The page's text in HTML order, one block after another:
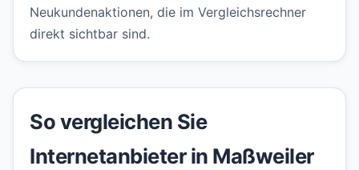
Neukundenaktionen, die im Vergleichsrechner
direkt sichtbar sind.
So vergleichen Sie
Internetanbieter in Maßweiler